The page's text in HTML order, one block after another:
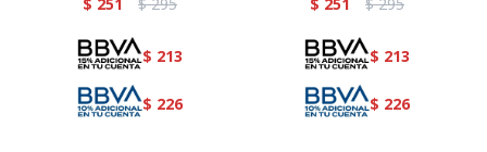
$ 213
$ 226
$ 213
$ 226